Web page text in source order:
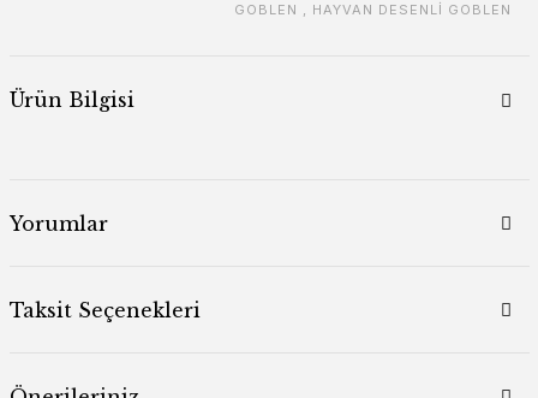
GOBLEN , HAYVAN DESENLİ GOBLEN
Ürün Bilgisi
Yorumlar
Taksit Seçenekleri